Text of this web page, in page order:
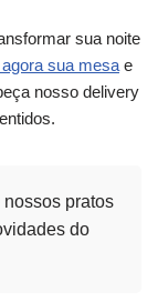
sua noite
sua mesa e
nosso delivery
pratos
do